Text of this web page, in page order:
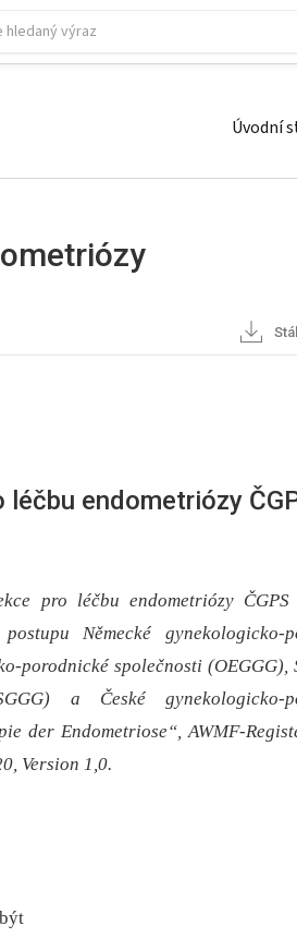
Úvodní
endometriózy
pro léčbu endometriózy ČGPS
Německé gynekologicko-
porodnické společnosti (OEGGG),
a České gynekologicko-
der Endometriose“, AWMF-
Version 1,0.